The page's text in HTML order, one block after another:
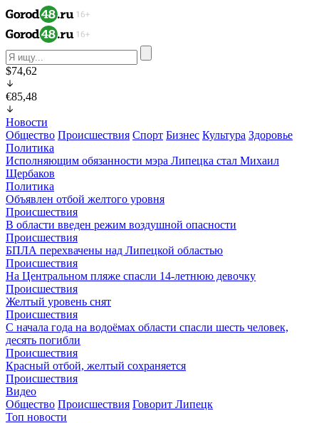
$74,62
€85,48
Новости
Общество Происшествия Спорт Бизнес Культура Здоровье
Политика
Исполняющим обязанности мэра Липецка стал Михаил
Щербаков
Политика
Объявлен отбой желтого уровня
Происшествия
В области введен режим воздушной опасности
Происшествия
БПЛА перехвачены над Липецкой областью
Происшествия
На Центральном пляже спасли 14-летнюю девочку
Происшествия
Желтый уровень снят
Происшествия
С начала года на водоёмах области спасли шесть человек,
десять погибли
Происшествия
Красный отбой, желтый сохраняется
Происшествия
Видео
Общество Происшествия Говорит Липецк
Топ новости